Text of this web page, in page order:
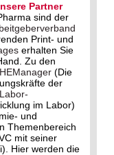
Partner
sind der
Print- und
erhalten Sie
Zu den
(Die
der
im Labor)
und
Themenbereich
mit seiner
Hier werden die